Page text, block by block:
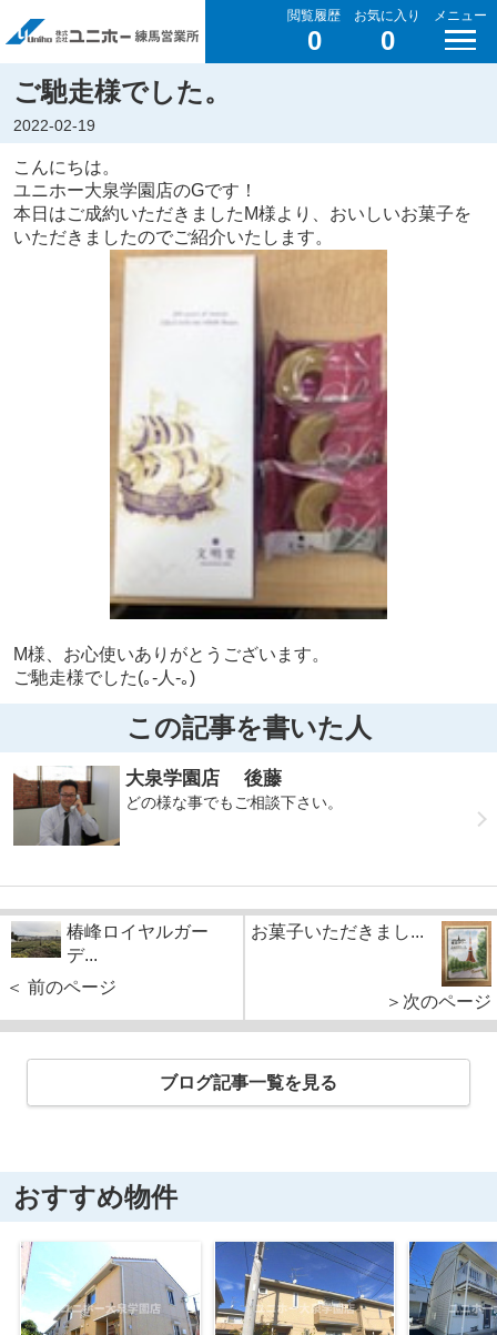
閲覧履歴
0
お気に入り
0
メニュー
ご馳走様でした。
2022-02-19
こんにちは。
ユニホー大泉学園店のGです！
本日はご成約いただきましたM様より、おいしいお菓子を
いただきましたのでご紹介いたします。
M様、お心使いありがとうございます。
ご馳走様でした(｡-人-｡)
この記事を書いた人
大泉学園店 後藤
どの様な事でもご相談下さい。
椿峰ロイヤルガー
デ...
＜ 前のページ
お菓子いただきまし...
＞次のページ
ブログ記事一覧を見る
おすすめ物件